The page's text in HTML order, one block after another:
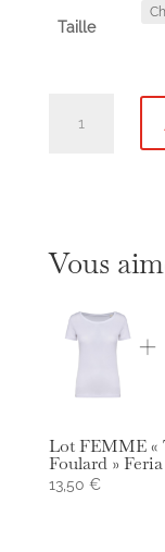
Taille
Vous
Lot FEMME «
Foulard »
13,50 €